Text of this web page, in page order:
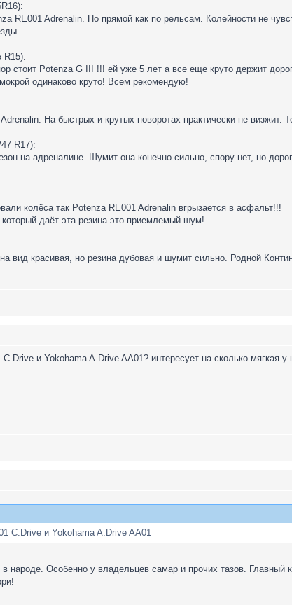
RE001 Adrenalin. По прямой как по рельсам. Колейности не
R15):
стоит Potenza G III !!! ей уже 5 лет а все еще круто держит
одинаково круто! Всем рекомендую!
На быстрых и крутых поворотах практически не визжит.
R17):
на адреналине. Шумит она конечно сильно, спору нет, но
колёса так Potenza RE001 Adrenalin вгрызается в асфальт!!!
даёт эта резина это приемлемый шум!
вид красивая, но резина дубовая и шумит сильно. Родной
и Yokohama A.Drive AA01? интересует на сколько мягкая
C.Drive и Yokohama A.Drive AA01
народе. Особенно у владельцев самар и прочих тазов.